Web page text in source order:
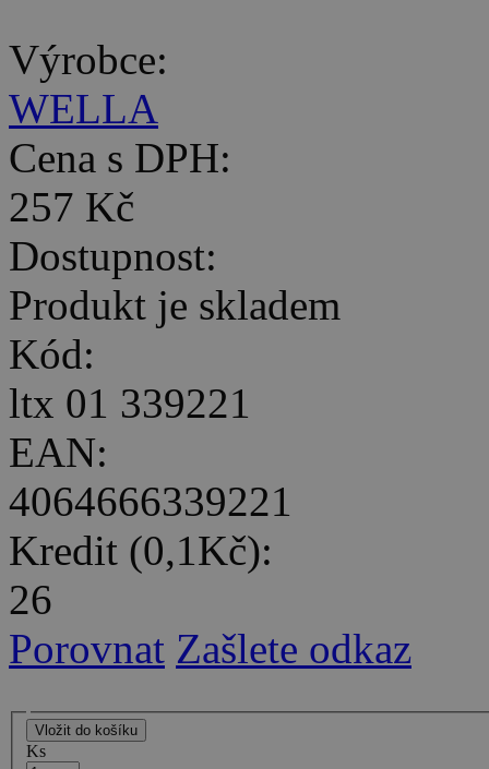
Výrobce:
WELLA
Cena s DPH:
257 Kč
Dostupnost:
Produkt je skladem
Kód:
ltx 01 339221
EAN:
4064666339221
Kredit (0,1Kč):
26
Porovnat Zašlete odkaz
Ks